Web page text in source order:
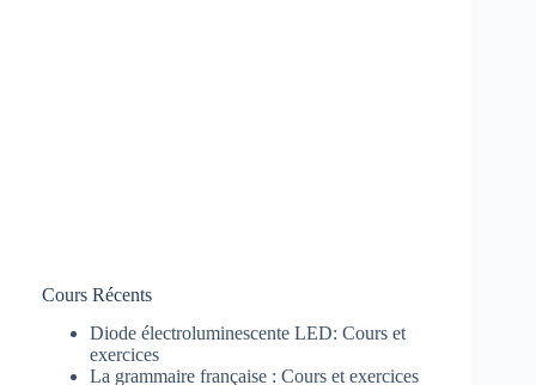
Cours Récents
Diode électroluminescente LED: Cours et
exercices
La grammaire française : Cours et exercices